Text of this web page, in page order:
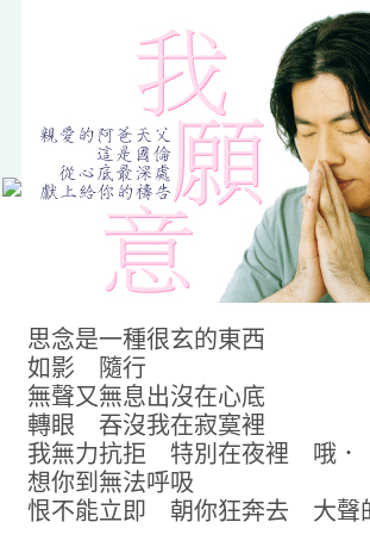
思念是一種很玄的東西
如影 隨行
無聲又無息出沒在心底
轉眼 吞沒我在寂寞裡
我無力抗拒 特別在夜裡 哦．
想你到無法呼吸
恨不能立即 朝你狂奔去 大聲